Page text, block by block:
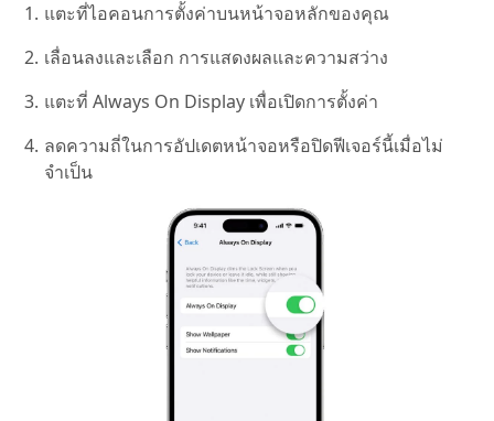
แตะที่ไอคอนการตั้งค่าบนหน้าจอหลักของคุณ
เลื่อนลงและเลือก การแสดงผลและความสว่าง
แตะที่ Always On Display เพื่อเปิดการตั้งค่า
ลดความถี่ในการอัปเดตหน้าจอหรือปิดฟีเจอร์นี้เมื่อไม่
จำเป็น